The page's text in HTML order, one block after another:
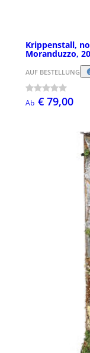
Krippenstall,
Moranduzzo,
AUF BESTELLUNG
Ab € 79,00